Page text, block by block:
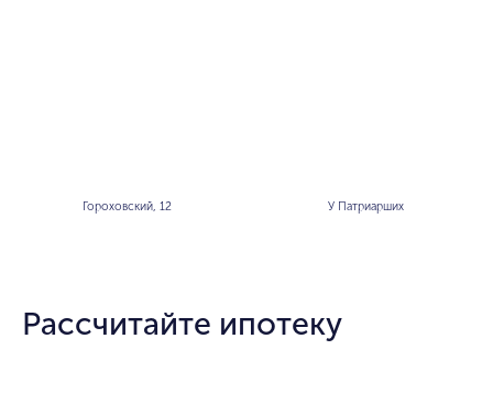
Гороховский, 12 У Патриарших
Рассчитайте ипотеку